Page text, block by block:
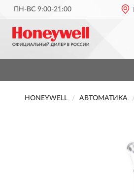
ПН-ВС 9:00-21:00
HONEYWELL АВТОМАТИКА